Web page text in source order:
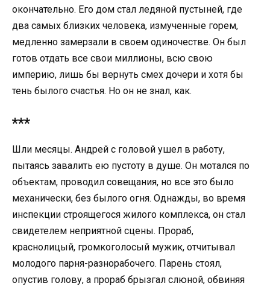
окончательно. Его дом стал ледяной пустыней, где
два самых близких человека, измученные горем,
медленно замерзали в своем одиночестве. Он был
готов отдать все свои миллионы, всю свою
империю, лишь бы вернуть смех дочери и хотя бы
тень былого счастья. Но он не знал, как.
***
Шли месяцы. Андрей с головой ушел в работу,
пытаясь завалить ею пустоту в душе. Он мотался по
объектам, проводил совещания, но все это было
механически, без былого огня. Однажды, во время
инспекции строящегося жилого комплекса, он стал
свидетелем неприятной сцены. Прораб,
краснолицый, громкоголосый мужик, отчитывал
молодого парня-разнорабочего. Парень стоял,
опустив голову, а прораб брызгал слюной, обвиняя